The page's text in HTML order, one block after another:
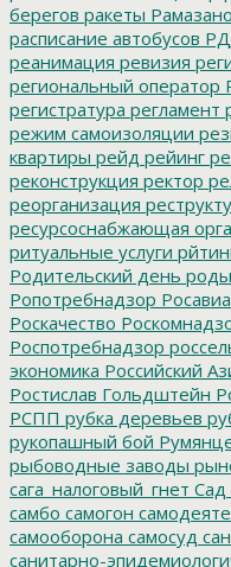
берегов ракеты
расписание автобусов
реанимация ревизия
региональный оператор
регистратура регламент
режим самоизоляции
квартиры рейд рейинг
реконструкция ректор
реорганизация
ресурсоснабжающая
ритуальные услуги
Родительский день роды
Ропотребнадзор
Роскачество
Роспотребнадзор
экономика Российский
Ростислав Гольдштейн
РСПП рубка деревьев
рукопашный бой
рыбоводные заводы
сага_налоговый_гнет Сад
самбо самогон
самооборона самосуд
санитарно-